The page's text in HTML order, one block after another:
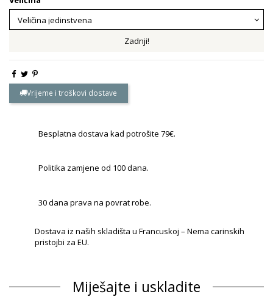
Zadnji!
Vrijeme i troškovi dostave
Besplatna dostava kad potrošite 79€.
Politika zamjene od 100 dana.
30 dana prava na povrat robe.
Dostava iz naših skladišta u Francuskoj – Nema carinskih
pristojbi za EU.
Miješajte i uskladite